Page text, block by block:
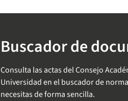
Buscador de
Consulta las actas del Consejo
Universidad en el buscador de
necesitas de forma sencilla.